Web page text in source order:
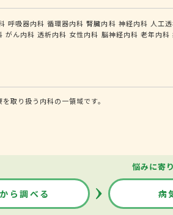
呼吸器内科 循環器内科 腎臓内科 神経内科 人工
がん内科 透析内科 女性内科 脳神経内科 老年内科
取り扱う内科の一領域です。
悩みに寄
ら調べる 病